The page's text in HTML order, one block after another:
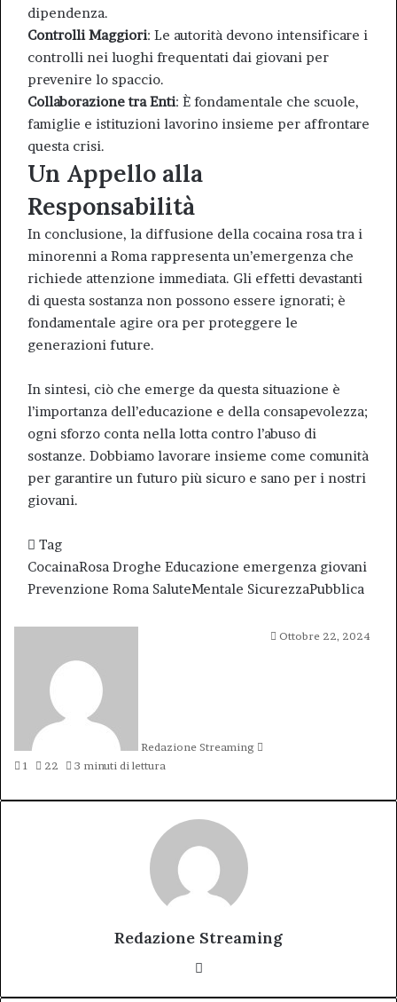
dipendenza.
Controlli Maggiori: Le autorità devono intensificare i
controlli nei luoghi frequentati dai giovani per
prevenire lo spaccio.
Collaborazione tra Enti: È fondamentale che scuole,
famiglie e istituzioni lavorino insieme per affrontare
questa crisi.
Un Appello alla
Responsabilità
In conclusione, la diffusione della cocaina rosa tra i
minorenni a Roma rappresenta un’emergenza che
richiede attenzione immediata. Gli effetti devastanti
di questa sostanza non possono essere ignorati; è
fondamentale agire ora per proteggere le
generazioni future.
In sintesi, ciò che emerge da questa situazione è
l’importanza dell’educazione e della consapevolezza;
ogni sforzo conta nella lotta contro l’abuso di
sostanze. Dobbiamo lavorare insieme come comunità
per garantire un futuro più sicuro e sano per i nostri
giovani.
Tag
CocainaRosa Droghe Educazione emergenza giovani
Prevenzione Roma SaluteMentale SicurezzaPubblica
Redazione Streaming
InviaOttobre 22, 2024
1 22 3 minuti di lettura
Redazione Streaming